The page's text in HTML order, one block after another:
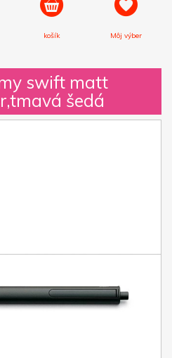
košík Môj výber
swift matt
šedá